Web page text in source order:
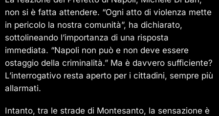
non si è fatta attendere. “Ogni atto di violenza mette
in pericolo la nostra comunità”, ha dichiarato,
sottolineando l’importanza di una risposta
immediata. “Napoli non può e non deve essere
ostaggio della criminalità.” Ma è davvero sufficiente?
L’interrogativo resta aperto per i cittadini, sempre più
allarmati.
Intanto, tra le strade di Montesanto, la sensazione è